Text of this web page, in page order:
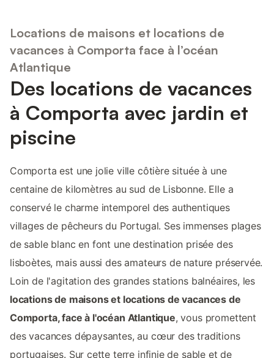
Locations de maisons et locations de
vacances à Comporta face à l’océan
Atlantique
Des locations de vacances
à Comporta avec jardin et
piscine
Comporta est une jolie ville côtière située à une
centaine de kilomètres au sud de Lisbonne. Elle a
conservé le charme intemporel des authentiques
villages de pêcheurs du Portugal. Ses immenses plages
de sable blanc en font une destination prisée des
lisboètes, mais aussi des amateurs de nature préservée.
Loin de l'agitation des grandes stations balnéaires, les
locations de maisons et locations de vacances de
Comporta, face à l'océan Atlantique, vous promettent
des vacances dépaysantes, au cœur des traditions
portugaises. Sur cette terre infinie de sable et de